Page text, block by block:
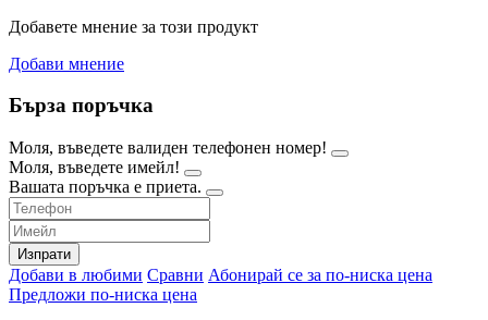
Добавете мнение за този продукт
Добави мнение
Бърза поръчка
Моля, въведете валиден телефонен номер!
Моля, въведете имейл!
Вашата поръчка е приета.
Изпрати
Добави в любими Сравни Абонирай се за по-ниска цена
Предложи по-ниска цена